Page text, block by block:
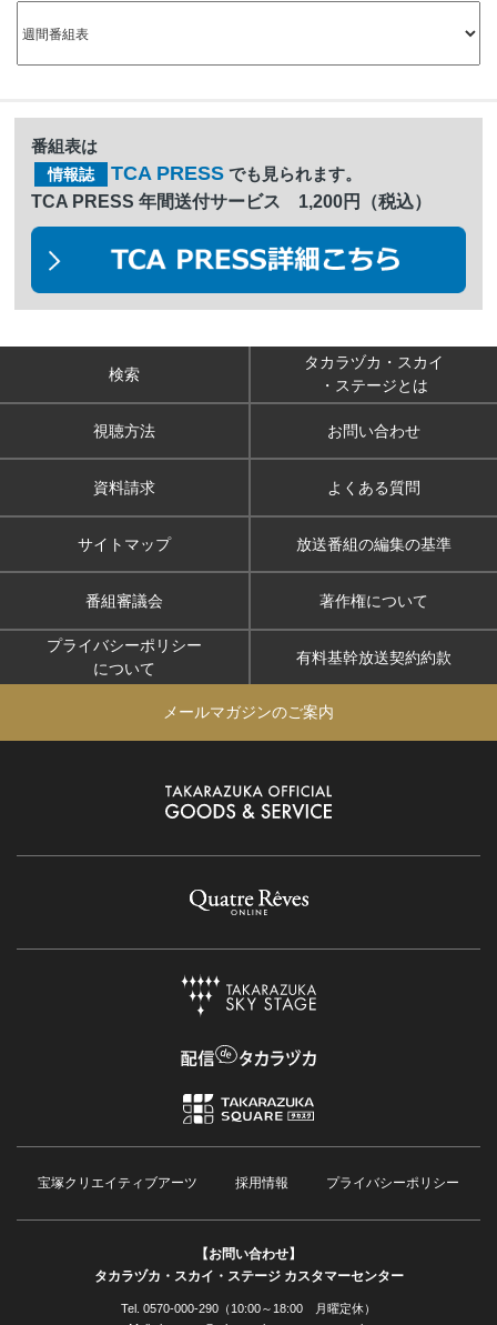
番組表は
情報誌 TCA PRESS でも見られます。
TCA PRESS 年間送付サービス 1,200円（税込）
検索
タカラヅカ・スカイ
・ステージとは
視聴方法 お問い合わせ
資料請求 よくある質問
サイトマップ 放送番組の編集の基準
番組審議会 著作権について
プライバシーポリシー
について
有料基幹放送契約約款
メールマガジンのご案内
宝塚クリエイティブアーツ 採用情報 プライバシーポリシー
【お問い合わせ】
タカラヅカ・スカイ・ステージ カスタマーセンター
Tel. 0570-000-290（10:00～18:00 月曜定休）